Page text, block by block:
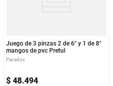
Juego de 3 pinzas 2 de 6" y 1 de 8"
mangos de pvc Pretul
Paradox
$ 48.494